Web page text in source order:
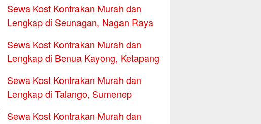
Sewa Kost Kontrakan Murah dan
Lengkap di Seunagan, Nagan Raya
Sewa Kost Kontrakan Murah dan
Lengkap di Benua Kayong, Ketapang
Sewa Kost Kontrakan Murah dan
Lengkap di Talango, Sumenep
Sewa Kost Kontrakan Murah dan